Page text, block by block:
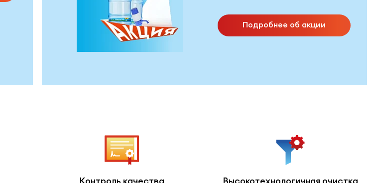
Подробнее об акции
Контроль качества Высокотехнологичная очистка